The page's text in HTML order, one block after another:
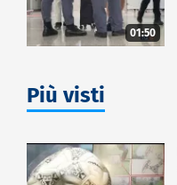
01:50
Più visti